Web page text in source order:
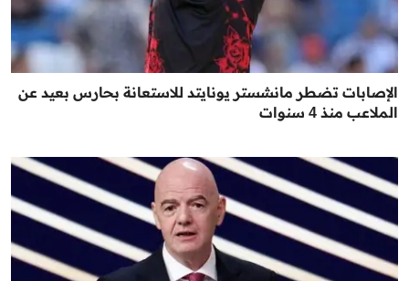
الإصابات تضطر مانشستر يونايتد للاستعانة بحارس بعيد عن
الملاعب منذ 4 سنوات